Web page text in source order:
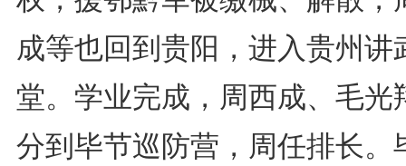
成等也回到贵阳，进入贵州讲
堂。学业完成，周西成、毛光
分到毕节巡防营，周任排长。